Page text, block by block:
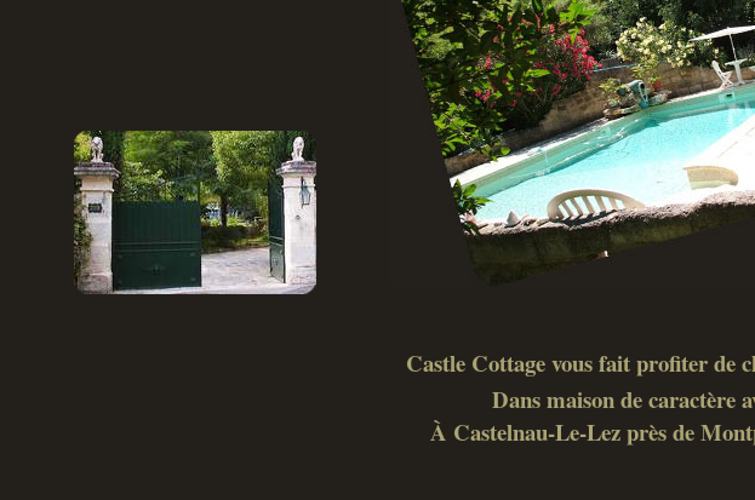
Castle Cottage vous fait profiter de
Dans maison de caractère
À Castelnau-Le-Lez près de